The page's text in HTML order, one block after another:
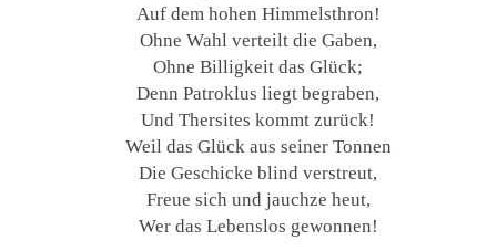
Auf dem hohen Himmelsthron!
Ohne Wahl verteilt die Gaben,
Ohne Billigkeit das Glück;
Denn Patroklus liegt begraben,
Und Thersites kommt zurück!
Weil das Glück aus seiner Tonnen
Die Geschicke blind verstreut,
Freue sich und jauchze heut,
Wer das Lebenslos gewonnen!